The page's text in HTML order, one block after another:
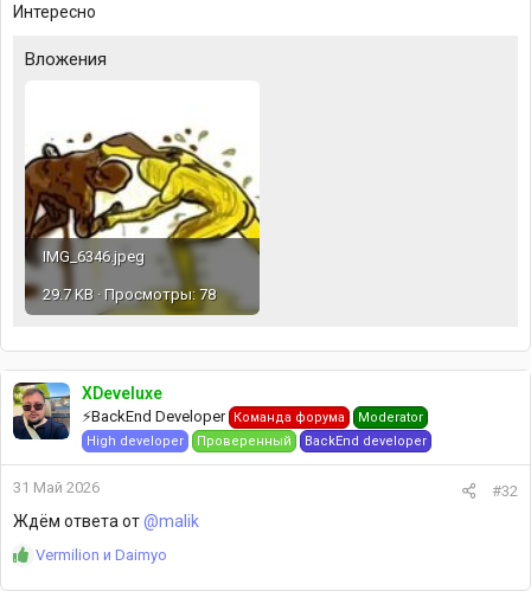
Интересно
Вложения
IMG_6346.jpeg
29.7 KB · Просмотры: 78
XDeveluxe
⚡️BackEnd Developer Команда форума
Moderator
High developer
Проверенный BackEnd developer
31 Май 2026 #32
Ждём ответа от@malik
Р
Vermilion и Daimyo